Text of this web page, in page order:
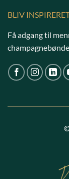
BLIV
Få adgang til